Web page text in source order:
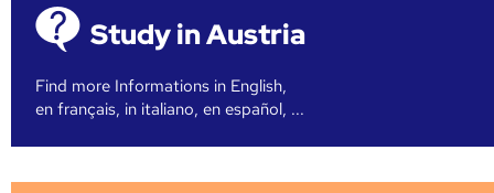
Study in Austria
Find more Informations in English,
en français, in italiano, en español, ...